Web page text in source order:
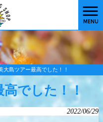
MENU
大島ツアー最高でした！！
でした！！
2022/06/29